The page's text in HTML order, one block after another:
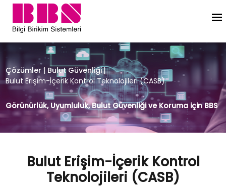
Bulut Erişim-İçerik Kontrol
Çözümler | Bulut Güvenliği|
Bulut Erişim-İçerik Kontrol Teknolojileri (CASB)
Görünürlük, Uyumluluk, Bulut Güvenliği ve Koruma için BBS
Bulut Erişim-İçerik Kontrol
Teknolojileri (CASB)